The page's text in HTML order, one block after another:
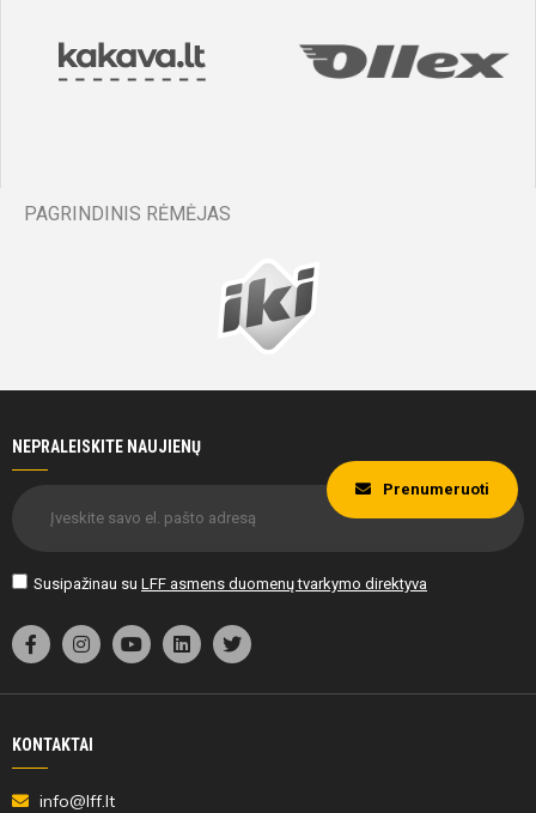
PAGRINDINIS RĖMĖJAS
NEPRALEISKITE NAUJIENŲ
Susipažinau su LFF asmens duomenų tvarkymo direktyva
Prenumeruoti
KONTAKTAI
info@lff.lt